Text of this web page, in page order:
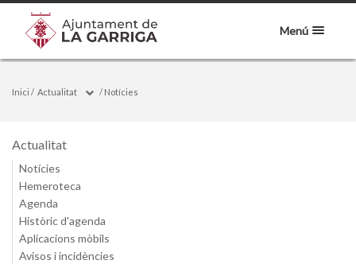
Menú
Inici / Actualitat / Notícies
Actualitat
Notícies
Hemeroteca
Agenda
Històric d'agenda
Aplicacions mòbils
Avisos i incidències